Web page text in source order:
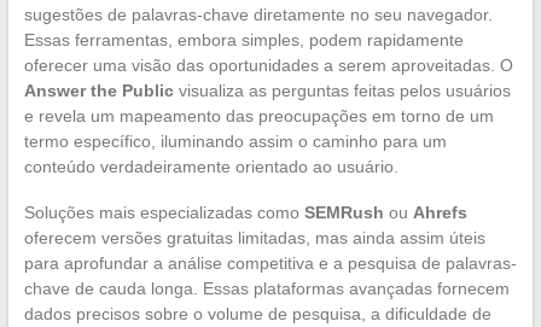
sugestões de palavras-chave diretamente no seu navegador.
Essas ferramentas, embora simples, podem rapidamente
oferecer uma visão das oportunidades a serem aproveitadas. O
Answer the Publicvisualiza as perguntas feitas pelos usuários
e revela um mapeamento das preocupações em torno de um
termo específico, iluminando assim o caminho para um
conteúdo verdadeiramente orientado ao usuário.
Soluções mais especializadas como SEMRush ou Ahrefs
oferecem versões gratuitas limitadas, mas ainda assim úteis
para aprofundar a análise competitiva e a pesquisa de palavras-
chave de cauda longa. Essas plataformas avançadas fornecem
dados precisos sobre o volume de pesquisa, a dificuldade de